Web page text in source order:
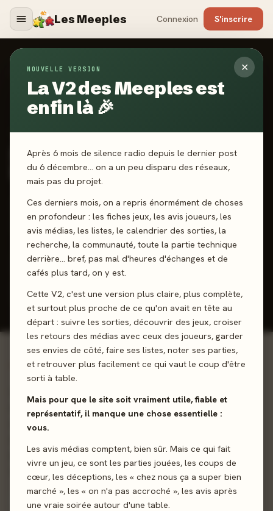
Les Meeples Connexion S'inscrire
✕
NOUVELLE VERSION
La V2 des Meeples est
enfin là 🎉
Après 6 mois de silence radio depuis le dernier post
du 6 décembre… on a un peu disparu des réseaux,
mais pas du projet.
Ces derniers mois, on a repris énormément de choses
en profondeur : les fiches jeux, les avis joueurs, les
avis médias, les listes, le calendrier des sorties, la
recherche, la communauté, toute la partie technique
derrière… bref, pas mal d'heures d'échanges et de
cafés plus tard, on y est.
Cette V2, c'est une version plus claire, plus complète,
et surtout plus proche de ce qu'on avait en tête au
départ : suivre les sorties, découvrir des jeux, croiser
les retours des médias avec ceux des joueurs, garder
ses envies de côté, faire ses listes, noter ses parties,
et retrouver plus facilement ce qui vaut le coup d'être
sorti à table.
Mais pour que le site soit vraiment utile, fiable et
représentatif, il manque une chose essentielle :
vous.
Les avis médias comptent, bien sûr. Mais ce qui fait
vivre un jeu, ce sont les parties jouées, les coups de
cœur, les déceptions, les « chez nous ça a super bien
marché », les « on n'a pas accroché », les avis après
une vraie soirée autour d'une table.
Jeux/Mafia De Cuba : Casino Popular
2023·LE SENS DES AIGUILLES
Mafia De Cuba : Casino
Popular
4-10 joueurs 10 ans+ 30 min Bluff
Déduction
Rôles Cachés
J'ai joué Envie de jouer Wishlist
Donner mon avis
01 - LE JEU
repère des chauffeurs de taxis, politiciens véreux et
cubains en mal de chance : des fonds disparaissent, des
à retrouver qui se sert. A moins que ce ne soit vous le
voleur... ? Dans ce cas, ne vous faites pas pincer !
Déduction Rôles Cachés